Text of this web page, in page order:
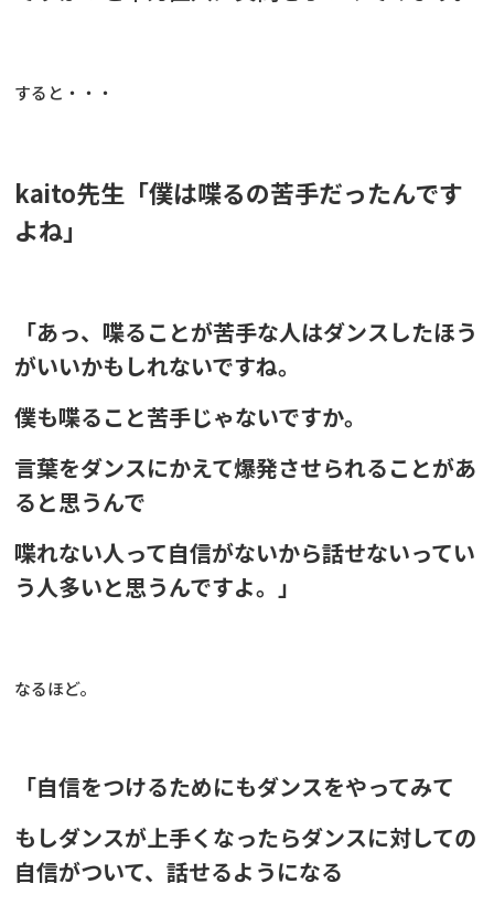
すると・・・
kaito先生「僕は喋るの苦手だったんです
よね」
「あっ、喋ることが苦手な人はダンスしたほう
がいいかもしれないですね。
僕も喋ること苦手じゃないですか。
言葉をダンスにかえて爆発させられることがあ
ると思うんで
喋れない人って自信がないから話せないってい
う人多いと思うんですよ。」
なるほど。
「自信をつけるためにもダンスをやってみて
もしダンスが上手くなったらダンスに対しての
自信がついて、話せるようになる